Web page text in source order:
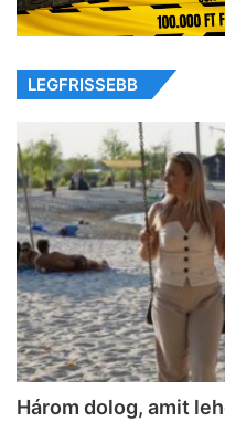
LEGFRISSEBB
Három dolog, amit